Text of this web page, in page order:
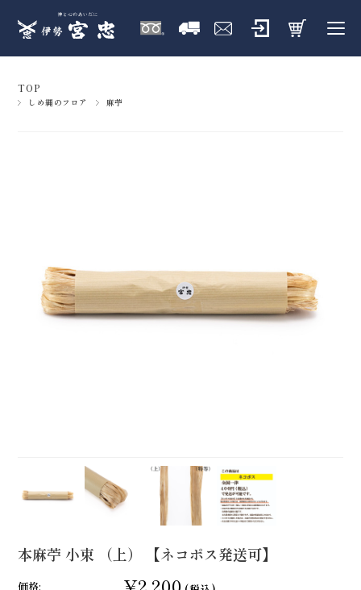
TOP
しめ縄のフロア 麻苧
本麻苧 小束 （上） 【ネコポス発送可】
価格: ¥2,200